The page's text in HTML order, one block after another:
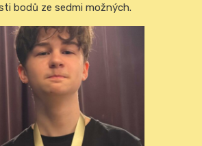
bodů ze sedmi možných.